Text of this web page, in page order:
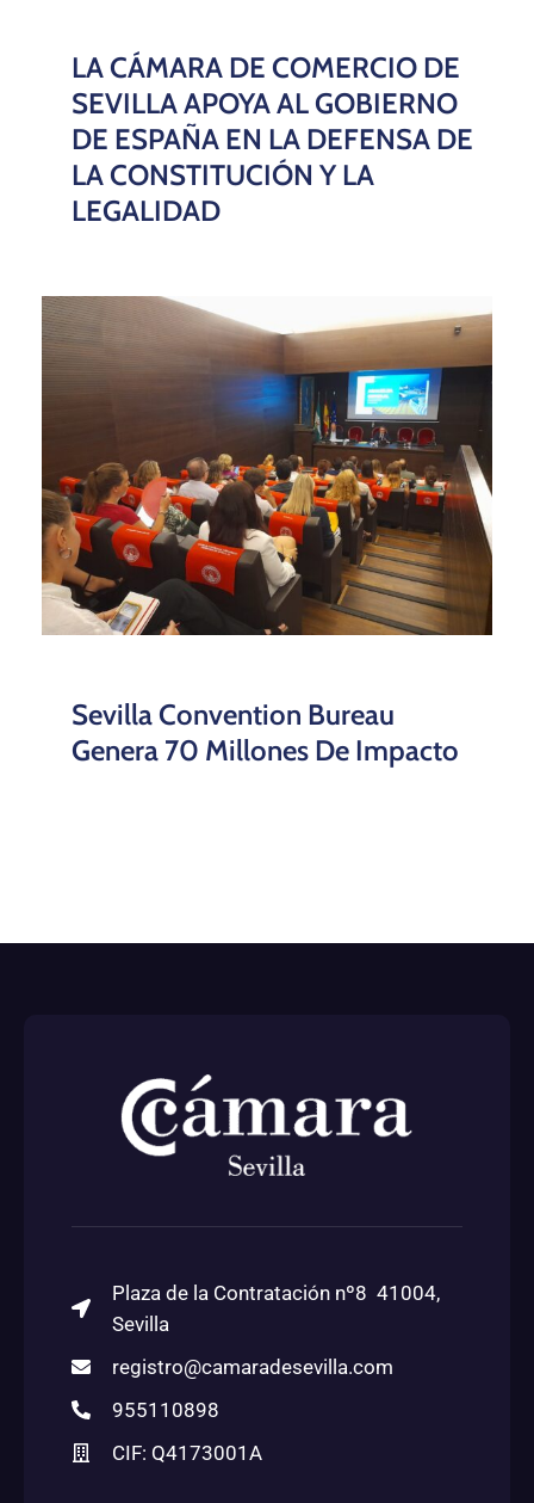
LA CÁMARA DE COMERCIO DE
SEVILLA APOYA AL GOBIERNO
DE ESPAÑA EN LA DEFENSA DE
LA CONSTITUCIÓN Y LA
LEGALIDAD
Sevilla Convention Bureau
Genera 70 Millones De Impacto
Plaza de la Contratación nº8 41004,
Sevilla
registro@camaradesevilla.com
955110898
CIF: Q4173001A